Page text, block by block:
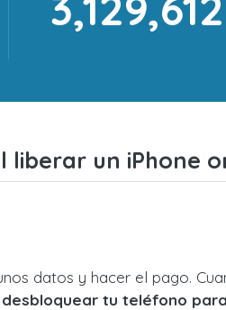
liberar un iPhone
datos y hacer el pago.
desbloquear tu teléfono